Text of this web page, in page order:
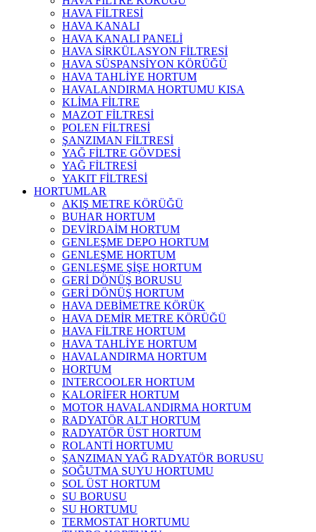
HAVA FİLTRESİ
HAVA KANALI
HAVA KANALI PANELİ
HAVA SİRKÜLASYON FİLTRESİ
HAVA SÜSPANSİYON KÖRÜĞÜ
HAVA TAHLİYE HORTUM
HAVALANDIRMA HORTUMU KISA
KLİMA FİLTRE
MAZOT FİLTRESİ
POLEN FİLTRESİ
ŞANZIMAN FİLTRESİ
YAĞ FİLTRE GÖVDESİ
YAĞ FİLTRESİ
YAKIT FİLTRESİ
HORTUMLAR
AKIŞ METRE KÖRÜĞÜ
BUHAR HORTUM
DEVİRDAİM HORTUM
GENLEŞME DEPO HORTUM
GENLEŞME HORTUM
GENLEŞME ŞİŞE HORTUM
GERİ DÖNÜŞ BORUSU
GERİ DÖNÜŞ HORTUM
HAVA DEBİMETRE KÖRÜK
HAVA DEMİR METRE KÖRÜĞÜ
HAVA FİLTRE HORTUM
HAVA TAHLİYE HORTUM
HAVALANDIRMA HORTUM
HORTUM
INTERCOOLER HORTUM
KALORİFER HORTUM
MOTOR HAVALANDIRMA HORTUM
RADYATÖR ALT HORTUM
RADYATÖR ÜST HORTUM
ROLANTİ HORTUMU
ŞANZIMAN YAĞ RADYATÖR BORUSU
SOĞUTMA SUYU HORTUMU
SOL ÜST HORTUM
SU BORUSU
SU HORTUMU
TERMOSTAT HORTUMU